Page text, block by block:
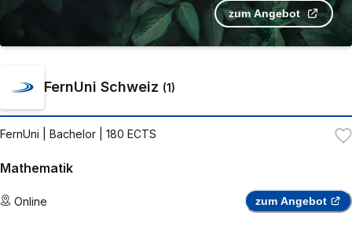
zum Angebot
FernUni Schweiz (1)
FernUni | Bachelor | 180 ECTS
Mathematik
Online zum Angebot